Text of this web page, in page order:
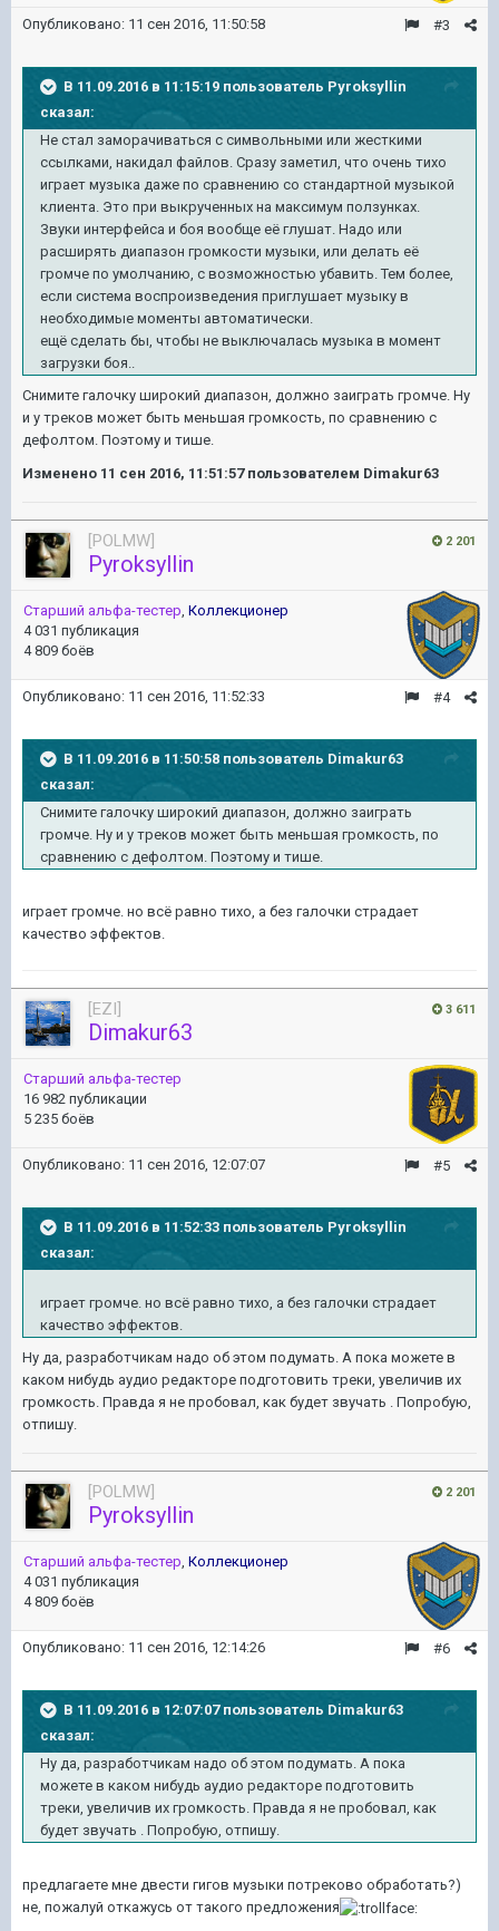
#3
Опубликовано: 11 сен 2016, 11:50:58
В 11.09.2016 в 11:15:19 пользователь Pyroksyllin
сказал:
Не стал заморачиваться с символьными или жесткими
ссылками, накидал файлов. Сразу заметил, что очень тихо
играет музыка даже по сравнению со стандартной музыкой
клиента. Это при выкрученных на максимум ползунках.
Звуки интерфейса и боя вообще её глушат. Надо или
расширять диапазон громкости музыки, или делать её
громче по умолчанию, с возможностью убавить. Тем более,
если система воспроизведения приглушает музыку в
необходимые моменты автоматически.
ещё сделать бы, чтобы не выключалась музыка в момент
загрузки боя..
Снимите галочку широкий диапазон, должно заиграть громче. Ну
и у треков может быть меньшая громкость, по сравнению с
дефолтом. Поэтому и тише.
Изменено 11 сен 2016, 11:51:57пользователем Dimakur63
2 201
[POLMW]
Pyroksyllin
Старший альфа-тестер, Коллекционер
4 031 публикация
4 809 боёв
#4
Опубликовано: 11 сен 2016, 11:52:33
В 11.09.2016 в 11:50:58 пользователь Dimakur63
сказал:
Снимите галочку широкий диапазон, должно заиграть
громче. Ну и у треков может быть меньшая громкость, по
сравнению с дефолтом. Поэтому и тише.
играет громче. но всё равно тихо, а без галочки страдает
качество эффектов.
3 611
[EZI]
Dimakur63
Старший альфа-тестер
16 982 публикации
5 235 боёв
#5
Опубликовано: 11 сен 2016, 12:07:07
В 11.09.2016 в 11:52:33 пользователь Pyroksyllin
сказал:
играет громче. но всё равно тихо, а без галочки страдает
качество эффектов.
Ну да, разработчикам надо об этом подумать. А пока можете в
каком нибудь аудио редакторе подготовить треки, увеличив их
громкость. Правда я не пробовал, как будет звучать . Попробую,
отпишу.
2 201
[POLMW]
Pyroksyllin
Старший альфа-тестер, Коллекционер
4 031 публикация
4 809 боёв
#6
Опубликовано: 11 сен 2016, 12:14:26
В 11.09.2016 в 12:07:07 пользователь Dimakur63
сказал:
Ну да, разработчикам надо об этом подумать. А пока
можете в каком нибудь аудио редакторе подготовить
треки, увеличив их громкость. Правда я не пробовал, как
будет звучать . Попробую, отпишу.
предлагаете мне двести гигов музыки потреково обработать?)
не, пожалуй откажусь от такого предложения